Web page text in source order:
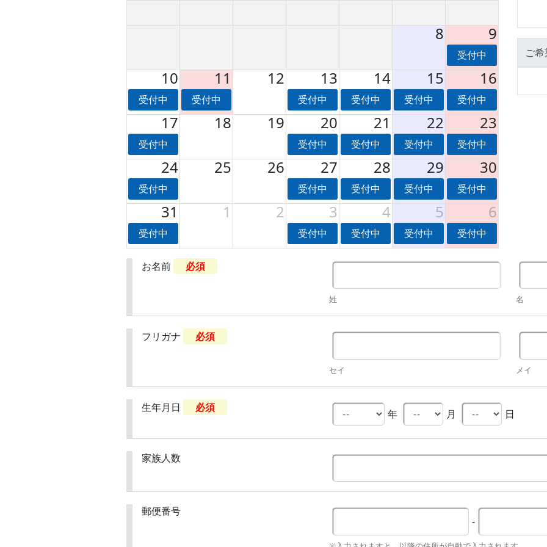
8 9
受付中
10 11 12 13 14 15 16
受付中 受付中 受付中 受付中 受付中 受付中
17 18 19 20 21 22 23
受付中 受付中 受付中 受付中 受付中
24 25 26 27 28 29 30
受付中 受付中 受付中 受付中 受付中
31 1 2 3 4 5 6
受付中 受付中 受付中 受付中 受付中
ご
お名前 必須
姓 名
フリガナ 必須
セイ メイ
生年月日 必須 年 月 日
家族人数
郵便番号
-